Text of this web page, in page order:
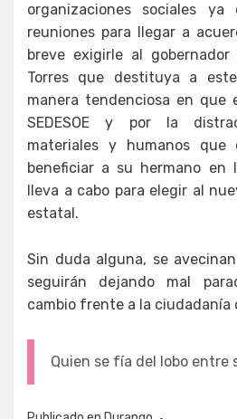
organizaciones sociales
reuniones para llegar a
breve exigirle al gobernador
Torres que destituya a
manera tendenciosa en que
SEDESOE y por la
materiales y humanos que
beneficiar a su hermano en
lleva a cabo para elegir al
estatal.
Sin duda alguna, se
seguirán dejando mal
cambio frente a la ciudadanía
Quien se fía del lobo entre